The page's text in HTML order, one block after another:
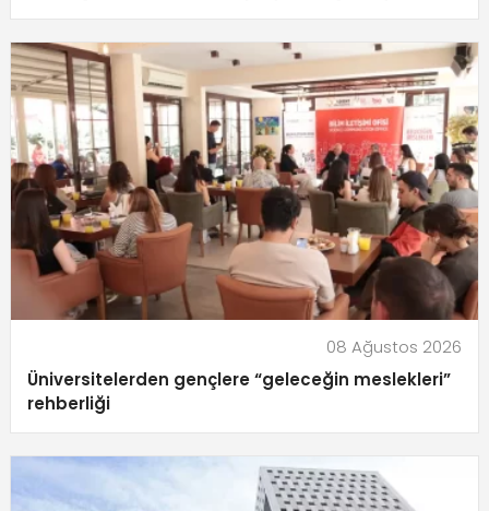
08 Ağustos 2026
Üniversitelerden gençlere “geleceğin meslekleri”
rehberliği